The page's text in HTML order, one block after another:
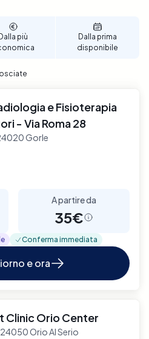
più
Dalla prima
disponibile
e Fisioterapia
- Via Roma 28
Gorle
A partire da
35€
Conferma immediata
e ora
Clinic Orio Center
Orio Al Serio